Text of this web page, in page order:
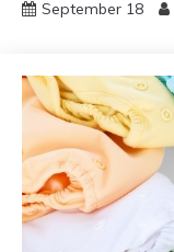
September 18